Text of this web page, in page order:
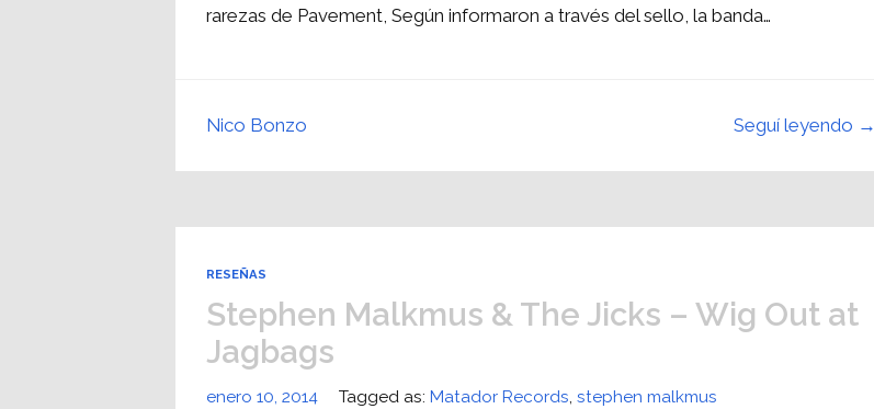
rarezas de Pavement, Según informaron a través del sello, la banda…
Seguí leyendo →
Nico Bonzo
RESEÑAS
Stephen Malkmus & The Jicks – Wig Out at
Jagbags
enero 10, 2014 Tagged as:Matador Records,stephen malkmus